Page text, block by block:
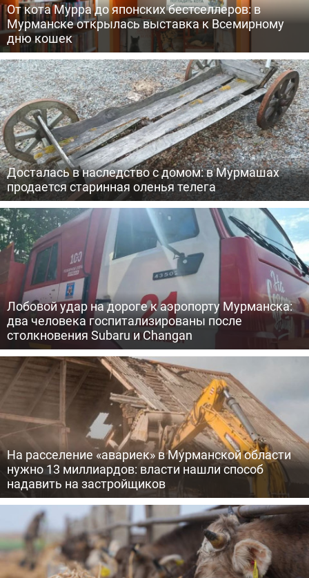
От кота Мурра до японских бестселлеров: в
Мурманске открылась выставка к Всемирному
дню кошек
Досталась в наследство с домом: в Мурмашах
продается старинная оленья телега
Лобовой удар на дороге к аэропорту Мурманска:
два человека госпитализированы после
столкновения Subaru и Changan
На расселение «авариек» в Мурманской области
нужно 13 миллиардов: власти нашли способ
надавить на застройщиков